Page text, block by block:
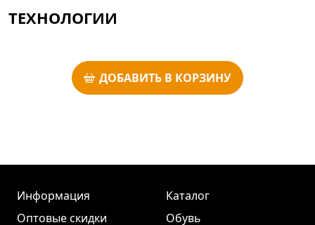
ТЕХНОЛОГИИ
ДОБАВИТЬ В КОРЗИНУ
Информация
Оптовые скидки
Каталог
Обувь